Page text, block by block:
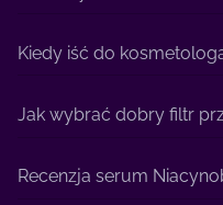
Kiedy iść do
Jak wybrać dobry filtr
Recenzja serum